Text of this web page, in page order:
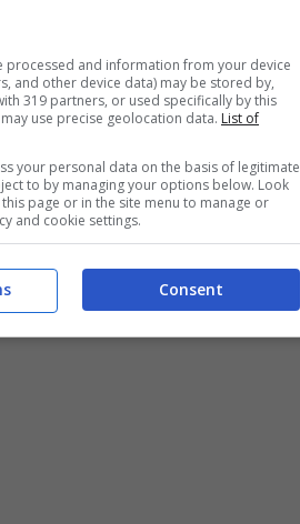
sotto ogni punto di vista,
non indifferente.
perché sono tanti e
è il momento giusto
gli elenchi fondamentali
un buon modo per
processed and information from your device
and other device data) may be stored by,
319 partners, or used specifically by this
use precise geolocation data. List of
your personal data on the basis of legitimate
to by managing your options below. Look
page or in the site menu to manage or
and cookie settings.
Consent